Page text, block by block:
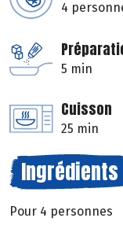
4
5 min
Cuisson
25 min
Ingrédients
Pour 4 personnes